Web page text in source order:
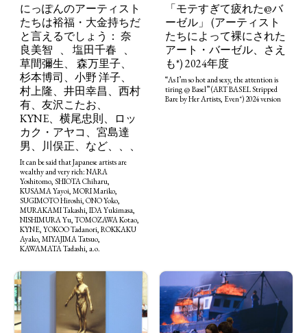
にっぽんのアーティスト
たちは裕福・大金持ちだ
と言えるでしょう： 奈
良美智 、 塩田千春 、
草間彌生、 森万里子、
杉本博司、小野 洋子、
村上隆、井田幸昌、西村
有、友沢こたお、
KYNE、横尾忠則、ロッ
カク・アヤコ、宮島達
男、川俣正、など、、、
It can be said that Japanese artists are
wealthy and very rich: NARA
Yoshitomo, SHIOTA Chiharu,
KUSAMA Yayoi, MORI Mariko,
SUGIMOTO Hiroshi, ONO Yoko,
MURAKAMI Takashi, IDA Yukimasa,
NISHIMURA Yu, TOMOZAWA Kotao,
KYNE, YOKOO Tadanori, ROKKAKU
Ayako, MIYAJIMA Tatsuo,
KAWAMATA Tadashi, a.o.
「モテすぎて疲れた@バ
ーゼル」 (アーティスト
たちによって裸にされた
アート・バーゼル、さえ
も*) 2024年度
“As I’m so hot and sexy, the attention is
tiring @ Basel” (ART BASEL Stripped
Bare by Her Artists, Even*) 2024 version